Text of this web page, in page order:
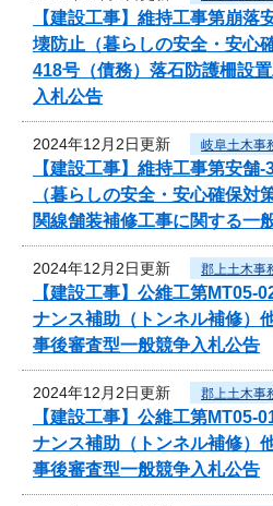
【建設工事】維持工事第崩
壊防止（暮らしの安全・安心
418号（債務）落石防護柵設
入札公告
2024年12月2日更新 岐阜土木事
【建設工事】維持工事第安
（暮らしの安全・安心確保対
関線舗装補修工事に関する一
2024年12月2日更新 郡上土木事
【建設工事】公維工第
ナンス補助（トンネル補修）
事後審査型一般競争入札公告
2024年12月2日更新 郡上土木事
【建設工事】公維工第
ナンス補助（トンネル補修）
事後審査型一般競争入札公告